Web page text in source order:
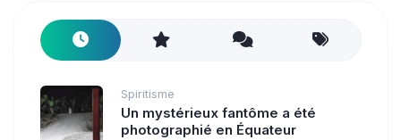
Spiritisme
Un mystérieux fantôme a été
photographié en Équateur